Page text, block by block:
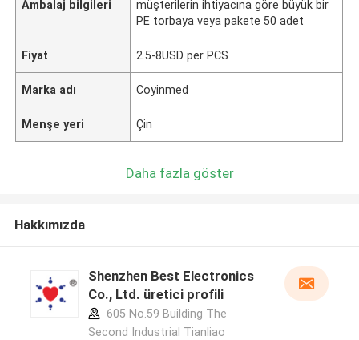
Ambalaj bilgileri
müşterilerin ihtiyacına göre büyük bir
PE torbaya veya pakete 50 adet
Fiyat 2.5-8USD per PCS
Marka adı Coyinmed
Menşe yeri Çin
Daha fazla göster
Hakkımızda
Shenzhen Best Electronics
Co., Ltd. üretici profili
605 No.59 Building The
Second Industrial Tianliao